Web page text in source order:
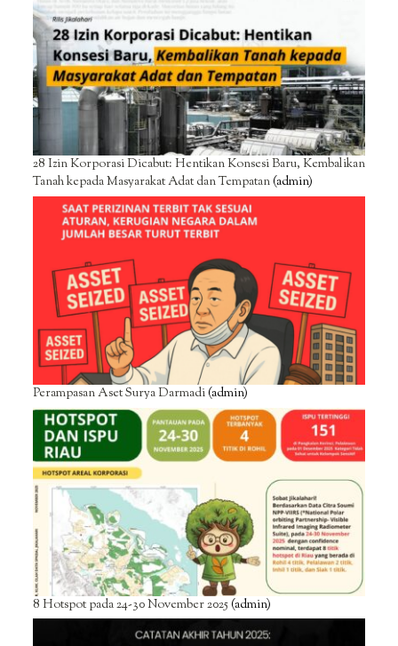
28 Izin Korporasi Dicabut: Hentikan Konsesi Baru, Kembalikan
Tanah kepada Masyarakat Adat dan Tempatan(admin)
Perampasan Aset Surya Darmadi(admin)
8 Hotspot pada 24-30 November 2025(admin)